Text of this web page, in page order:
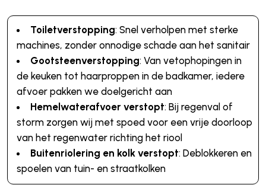
Toiletverstopping: Snel verholpen met sterke
machines, zonder onnodige schade aan het sanitair
Gootsteenverstopping: Van vetophopingen in
de keuken tot haarproppen in de badkamer, iedere
afvoer pakken we doelgericht aan
Hemelwaterafvoer verstopt: Bij regenval of
storm zorgen wij met spoed voor een vrije doorloop
van het regenwater richting het riool
Buitenriolering en kolk verstopt: Deblokkeren en
spoelen van tuin- en straatkolken